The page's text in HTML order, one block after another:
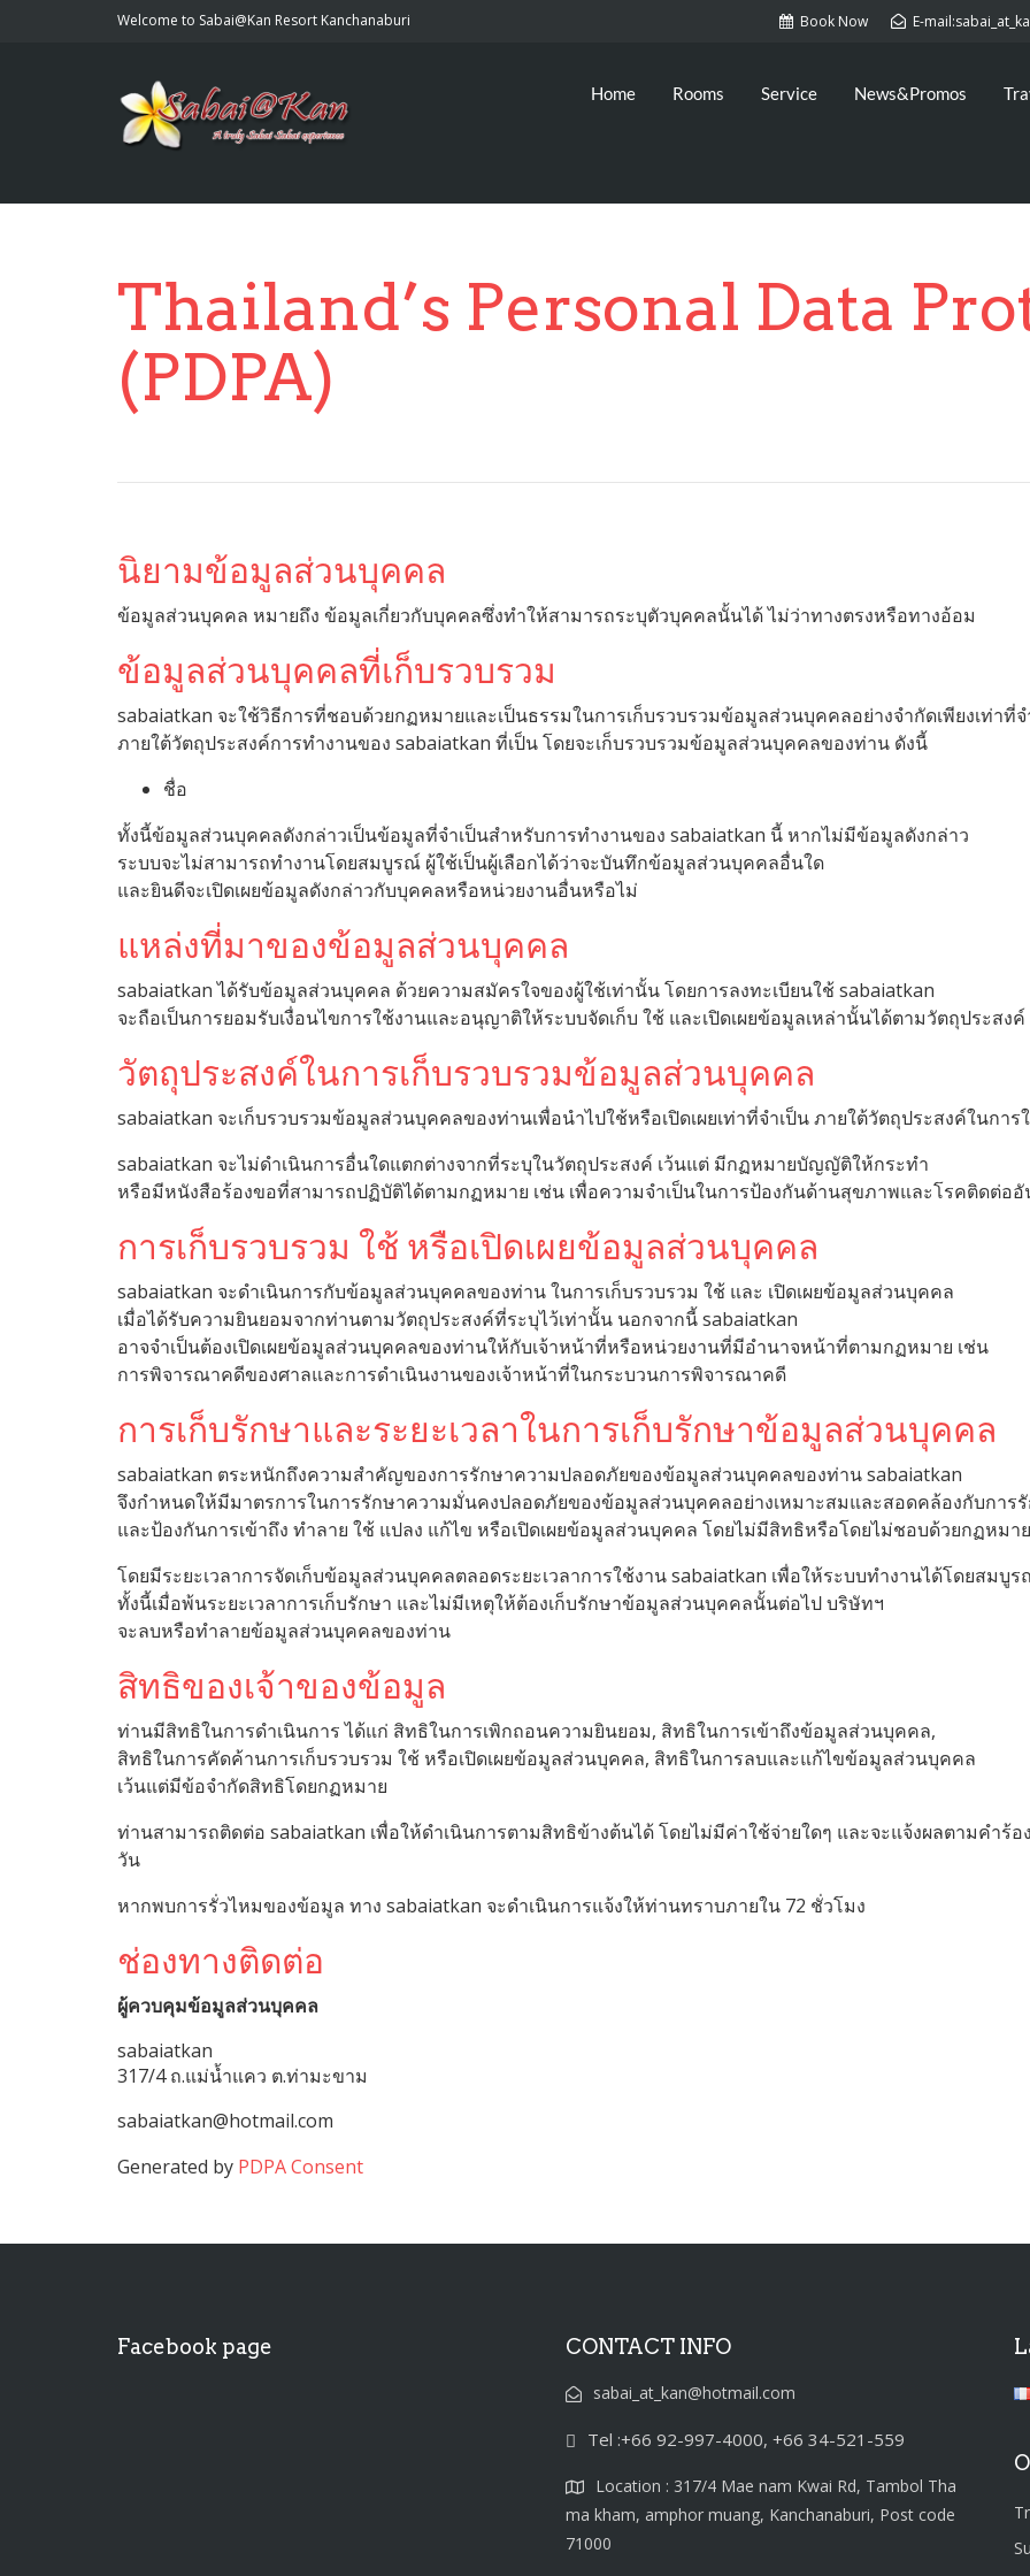
Welcome to Sabai@Kan Resort Kanchanaburi Book Now E-
Home Rooms Service News&Promos
Thailand’s Personal Data
(PDPA)
นิยามข้อมูลส่วนบุคคล
ข้อมูลส่วนบุคคล หมายถึง ข้อมูลเกี่ยวกับบุคคลซึ่งทำให้สามารถระบุตัวบุคคลนั้นได้ ไม่ว่าทางตรงหรือทางอ้อม
ข้อมูลส่วนบุคคลที่เก็บรวบรวม
sabaiatkan จะใช้วิธีการที่ชอบด้วยกฏหมายและเป็นธรรมในการเก็บรวบรวมข้อมูลส่วนบุคคลอย่างจำกัดเพียงเท่าที่จ
ภายใต้วัตถุประสงค์การทำงานของ sabaiatkan ที่เป็น โดยจะเก็บรวบรวมข้อมูลส่วนบุคคลของท่าน ดังนี้
ชื่อ
ทั้งนี้ข้อมูลส่วนบุคคลดังกล่าวเป็นข้อมูลที่จำเป็นสำหรับการทำงานของ sabaiatkan นี้ หากไม่มีข้อมูลดังกล่าว
ระบบจะไม่สามารถทำงานโดยสมบูรณ์ ผู้ใช้เป็นผู้เลือกได้ว่าจะบันทึกข้อมูลส่วนบุคคลอื่นใด
และยินดีจะเปิดเผยข้อมูลดังกล่าวกับบุคคลหรือหน่วยงานอื่นหรือไม่
แหล่งที่มาของข้อมูลส่วนบุคคล
sabaiatkan ได้รับข้อมูลส่วนบุคคล ด้วยความสมัครใจของผู้ใช้เท่านั้น โดยการลงทะเบียนใช้ sabaiatkan
จะถือเป็นการยอมรับเงื่อนไขการใช้งานและอนุญาติให้ระบบจัดเก็บ ใช้ และเปิดเผยข้อมูลเหล่านั้นได้ตามวัตถุประสงค์
วัตถุประสงค์ในการเก็บรวบรวมข้อมูลส่วนบุคคล
sabaiatkan จะเก็บรวบรวมข้อมูลส่วนบุคคลของท่านเพื่อนำไปใช้หรือเปิดเผยเท่าที่จำเป็น ภายใต้วัตถุประสงค์ในการ
sabaiatkan จะไม่ดำเนินการอื่นใดแตกต่างจากที่ระบุในวัตถุประสงค์ เว้นแต่ มีกฏหมายบัญญัติให้กระทำ
หรือมีหนังสือร้องขอที่สามารถปฏิบัติได้ตามกฏหมาย เช่น เพื่อความจำเป็นในการป้องกันด้านสุขภาพและโรคติดต่ออั
การเก็บรวบรวม ใช้ หรือเปิดเผยข้อมูลส่วนบุคคล
sabaiatkan จะดำเนินการกับข้อมูลส่วนบุคคลของท่าน ในการเก็บรวบรวม ใช้ และ เปิดเผยข้อมูลส่วนบุคคล
เมื่อได้รับความยินยอมจากท่านตามวัตถุประสงค์ที่ระบุไว้เท่านั้น นอกจากนี้ sabaiatkan
อาจจำเป็นต้องเปิดเผยข้อมูลส่วนบุคคลของท่านให้กับเจ้าหน้าที่หรือหน่วยงานที่มีอำนาจหน้าที่ตามกฏหมาย เช่น
การพิจารณาคดีของศาลและการดำเนินงานของเจ้าหน้าที่ในกระบวนการพิจารณาคดี
การเก็บรักษาและระยะเวลาในการเก็บรักษาข้อมูลส่วนบุคคล
sabaiatkan ตระหนักถึงความสำคัญของการรักษาความปลอดภัยของข้อมูลส่วนบุคคลของท่าน sabaiatkan
จึงกำหนดให้มีมาตรการในการรักษาความมั่นคงปลอดภัยของข้อมูลส่วนบุคคลอย่างเหมาะสมและสอดคล้องกับการ
และป้องกันการเข้าถึง ทำลาย ใช้ แปลง แก้ไข หรือเปิดเผยข้อมูลส่วนบุคคล โดยไม่มีสิทธิหรือโดยไม่ชอบด้วยกฏหมาย
โดยมีระยะเวลาการจัดเก็บข้อมูลส่วนบุคคลตลอดระยะเวลาการใช้งาน sabaiatkan เพื่อให้ระบบทำงานได้โดยสมบู
ทั้งนี้เมื่อพ้นระยะเวลาการเก็บรักษา และไม่มีเหตุให้ต้องเก็บรักษาข้อมูลส่วนบุคคลนั้นต่อไป บริษัทฯ
จะลบหรือทำลายข้อมูลส่วนบุคคลของท่าน
สิทธิของเจ้าของข้อมูล
ท่านมีสิทธิในการดำเนินการ ได้แก่ สิทธิในการเพิกถอนความยินยอม, สิทธิในการเข้าถึงข้อมูลส่วนบุคคล,
สิทธิในการคัดค้านการเก็บรวบรวม ใช้ หรือเปิดเผยข้อมูลส่วนบุคคล, สิทธิในการลบและแก้ไขข้อมูลส่วนบุคคล
เว้นแต่มีข้อจำกัดสิทธิโดยกฏหมาย
ท่านสามารถติดต่อ sabaiatkan เพื่อให้ดำเนินการตามสิทธิข้างต้นได้ โดยไม่มีค่าใช้จ่ายใดๆ และจะแจ้งผลตามคำร้อ
วัน
หากพบการรั่วไหมของข้อมูล ทาง sabaiatkan จะดำเนินการแจ้งให้ท่านทราบภายใน 72 ชั่วโมง
ช่องทางติดต่อ
ผู้ควบคุมข้อมูลส่วนบุคคล
sabaiatkan
317/4 ถ.แม่น้ำแคว ต.ท่ามะขาม
sabaiatkan@hotmail.com
Generated by PDPA Consent
Facebook page CONTACT INFO
sabai_at_kan@hotmail.com
Tel :+66 92-997-4000, +66 34-521-559
Location : 317/4 Mae nam Kwai Rd, Tambol Tha
ma kham, amphor muang, Kanchanaburi, Post code
71000